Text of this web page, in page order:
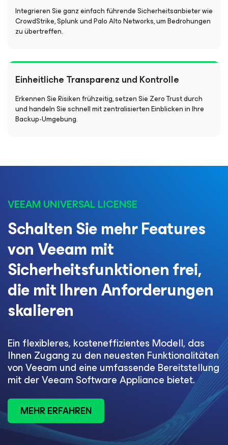
Integrieren Sie ganz einfach führende Sicherheitsanbieter wie
CrowdStrike, Splunk und Palo Alto Networks, um Bedrohungen
zu übertreffen.
Einheitliche Transparenz und Kontrolle
Erkennen Sie Risiken frühzeitig, setzen Sie Zero Trust durch
und handeln Sie schnell mit zentralisierten Einblicken in Ihre
Backup-Umgebung.
VEEAM UNIVERSAL LICENSE​
Schalten Sie mehr Features
von Veeam mit
Sicherheitsfunktionen frei,
die mit Ihren Anforderungen
skalieren​
Ein flexibleres, kosteneffizientes Modell, das
Ihnen Zugang zu den neuesten Funktionalitäten
von Veeam und eine umfassende Bereitstellung
mit der Veeam Software Appliance bietet.​
MEHR ERFAHREN